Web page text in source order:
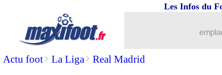
Actu foot> La Liga> Real Madrid
Les Infos du
Lyon: une offre refusée pour Mata
05/02 Nantes: un choix évident pour
: Naples justifie le départ de